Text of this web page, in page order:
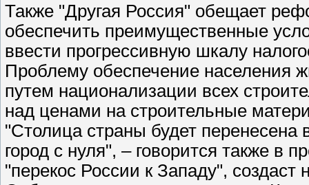
Также "Другая Россия" обещает
обеспечить преимущественные
ввести прогрессивную шкалу
Проблему обеспечение населения
путем национализации всех
над ценами на строительные
"Столица страны будет
город с нуля", – говорится также в
"перекос России к Западу",